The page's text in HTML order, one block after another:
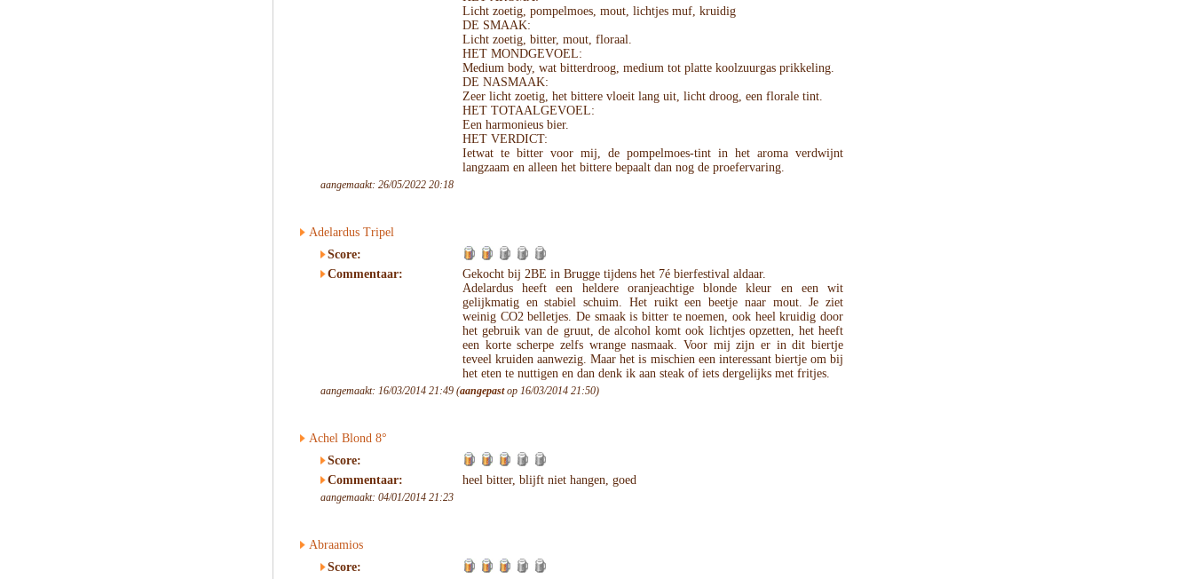
Licht zoetig, pompelmoes, mout, lichtjes muf, kruidig
DE SMAAK:
Licht zoetig, bitter, mout, floraal.
HET MONDGEVOEL:
Medium body, wat bitterdroog, medium tot platte koolzuurgas prikkeling.
DE NASMAAK:
Zeer licht zoetig, het bittere vloeit lang uit, licht droog, een florale tint.
HET TOTAALGEVOEL:
Een harmonieus bier.
HET VERDICT:
Ietwat te bitter voor mij, de pompelmoes-tint in het aroma verdwijnt
langzaam en alleen het bittere bepaalt dan nog de proefervaring.
aangemaakt: 26/05/2022 20:18
Adelardus Tripel
Score:
Commentaar:
Gekocht bij 2BE in Brugge tijdens het 7é bierfestival aldaar.
Adelardus heeft een heldere oranjeachtige blonde kleur en een wit
gelijkmatig en stabiel schuim. Het ruikt een beetje naar mout. Je ziet
weinig CO2 belletjes. De smaak is bitter te noemen, ook heel kruidig door
het gebruik van de gruut, de alcohol komt ook lichtjes opzetten, het heeft
een korte scherpe zelfs wrange nasmaak. Voor mij zijn er in dit biertje
teveel kruiden aanwezig. Maar het is mischien een interessant biertje om bij
het eten te nuttigen en dan denk ik aan steak of iets dergelijks met fritjes.
aangemaakt: 16/03/2014 21:49 (aangepastop 16/03/2014 21:50)
Achel Blond 8°
Score:
Commentaar:
heel bitter, blijft niet hangen, goed
aangemaakt: 04/01/2014 21:23
Abraamios
Score: